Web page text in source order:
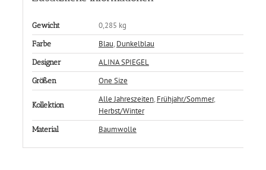
Gewicht 0,285 kg
Farbe Blau, Dunkelblau
Designer ALINA SPIEGEL
Größen One Size
Kollektion
Alle Jahreszeiten, Frühjahr/Sommer,
Herbst/Winter
Material Baumwolle